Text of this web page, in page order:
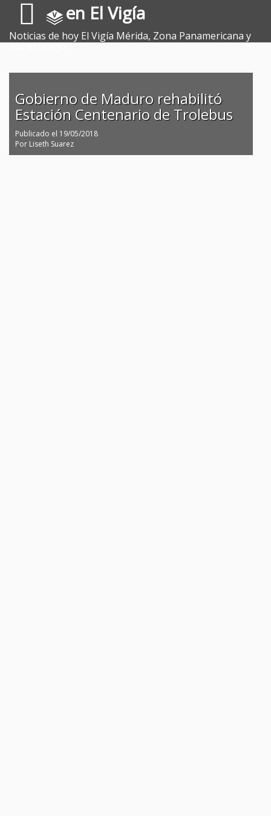
en El Vigía
Noticias de hoy El Vigía Mérida, Zona Panamericana y
Sur del Lago.
Gobierno de Maduro rehabilitó
Estación Centenario de Trolebus
Publicado el 19/05/2018
Por Liseth Suarez